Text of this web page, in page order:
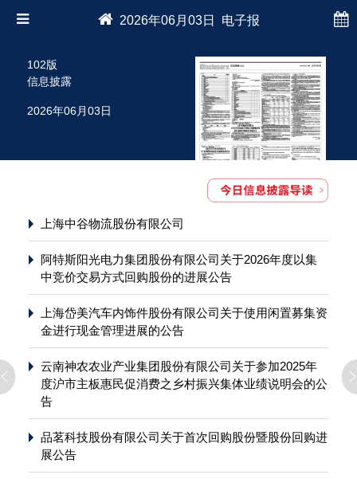
2026年06月03日 电子报
102版
信息披露
2026年06月03日
上海中谷物流股份有限公司
阿特斯阳光电力集团股份有限公司关于2026年度以集
中竞价交易方式回购股份的进展公告
上海岱美汽车内饰件股份有限公司关于使用闲置募集资
金进行现金管理进展的公告
云南神农农业产业集团股份有限公司关于参加2025年
度沪市主板惠民促消费之乡村振兴集体业绩说明会的公
告
品茗科技股份有限公司关于首次回购股份暨股份回购进
展公告